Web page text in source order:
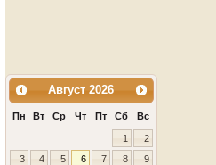
Август 2026
Пн Вт Ср Чт Пт Сб Вс
1
2
3
4 5 6 7 8
9